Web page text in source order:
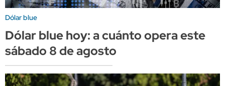
Dólar blue
Dólar blue hoy: a cuánto opera este
sábado 8 de agosto